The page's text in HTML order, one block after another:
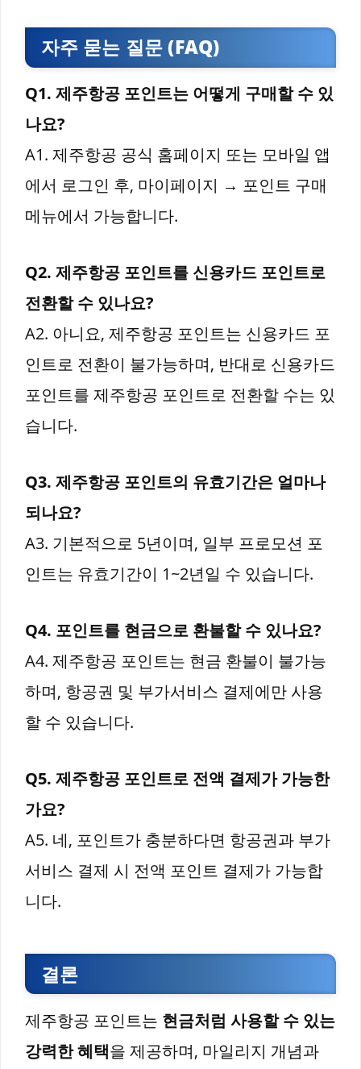
자주 묻는 질문 (FAQ)
Q1. 제주항공 포인트는 어떻게 구매할 수 있
나요?
A1. 제주항공 공식 홈페이지 또는 모바일 앱
에서 로그인 후, 마이페이지 → 포인트 구매
메뉴에서 가능합니다.
Q2. 제주항공 포인트를 신용카드 포인트로
전환할 수 있나요?
A2. 아니요, 제주항공 포인트는 신용카드 포
인트로 전환이 불가능하며, 반대로 신용카드
포인트를 제주항공 포인트로 전환할 수는 있
습니다.
Q3. 제주항공 포인트의 유효기간은 얼마나
되나요?
A3. 기본적으로 5년이며, 일부 프로모션 포
인트는 유효기간이 1~2년일 수 있습니다.
Q4. 포인트를 현금으로 환불할 수 있나요?
A4. 제주항공 포인트는 현금 환불이 불가능
하며, 항공권 및 부가서비스 결제에만 사용
할 수 있습니다.
Q5. 제주항공 포인트로 전액 결제가 가능한
가요?
A5. 네, 포인트가 충분하다면 항공권과 부가
서비스 결제 시 전액 포인트 결제가 가능합
니다.
결론
제주항공 포인트는 현금처럼 사용할 수 있는
강력한 혜택을 제공하며, 마일리지 개념과